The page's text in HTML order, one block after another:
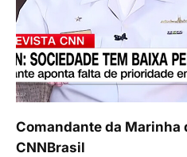
Comandante da Marinha
CNNBrasil